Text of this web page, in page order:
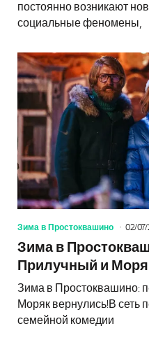
постоянно возникают
социальные феномены,
Зима в Простоквашино 02/
Зима в
Прилучный и
Зима в Простоквашино:
Моряк вернулись!В сеть
семейной комедии